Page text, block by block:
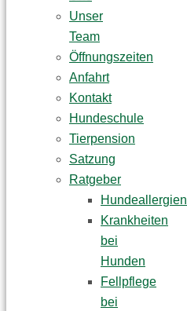
Unser
Team
Öffnungszeiten
Anfahrt
Kontakt
Hundeschule
Tierpension
Satzung
Ratgeber
Hundeallergien
Krankheiten
bei
Hunden
Fellpflege
bei